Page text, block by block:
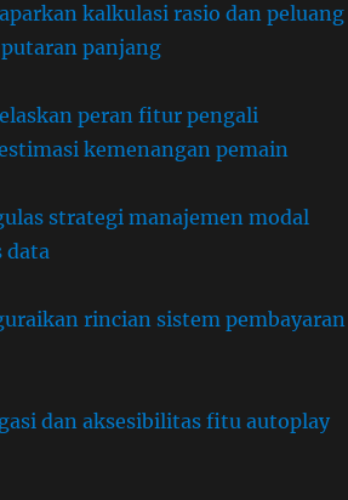
kalkulasi rasio dan peluang
panjang
peran fitur pengali
kemenangan pemain
strategi manajemen modal
data
rincian sistem pembayaran
dan aksesibilitas fitu autoplay